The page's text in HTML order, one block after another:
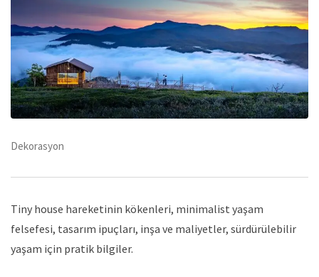
Dekorasyon
Tiny house hareketinin kökenleri, minimalist yaşam
felsefesi, tasarım ipuçları, inşa ve maliyetler, sürdürülebilir
yaşam için pratik bilgiler.